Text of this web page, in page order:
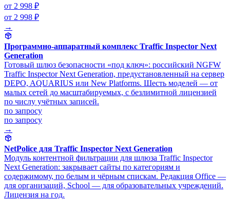
от 2 998 ₽
от 2 998 ₽
→
Программно-аппаратный комплекс Traffic Inspector Next
Generation
Готовый шлюз безопасности «под ключ»: российский NGFW
Traffic Inspector Next Generation, предустановленный на сервер
DEPO, AQUARIUS или New Platforms. Шесть моделей — от
малых сетей до масштабируемых, с безлимитной лицензией
по числу учётных записей.
по запросу
по запросу
→
NetPolice для Traffic Inspector Next Generation
Модуль контентной фильтрации для шлюза Traffic Inspector
Next Generation: закрывает сайты по категориям и
содержимому, по белым и чёрным спискам. Редакция Office —
для организаций, School — для образовательных учреждений.
Лицензия на год.